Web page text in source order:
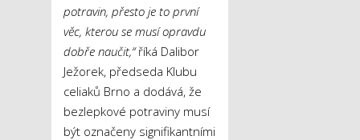
potravin, přesto je to první
věc, kterou se musí opravdu
dobře naučit,“říká Dalibor
Ježorek, předseda Klubu
celiaků Brno a dodává, že
bezlepkové potraviny musí
být označeny signifikantními